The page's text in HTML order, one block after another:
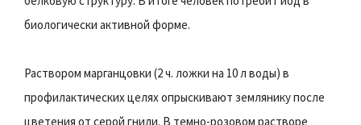
биологически активной форме.
Раствором марганцовки (2 ч. ложки на 10 л воды) в
профилактических целях опрыскивают землянику после
цветения от серой гнили. В темно-розовом растворе